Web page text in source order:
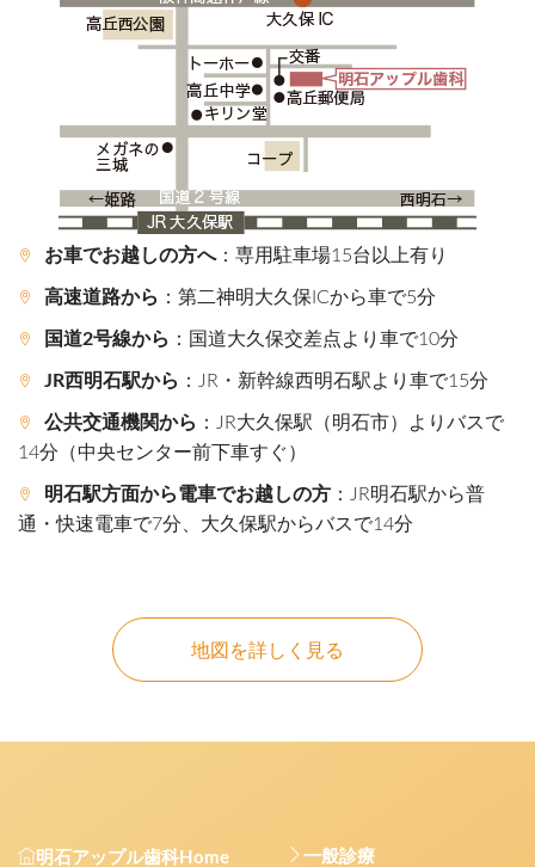
お車でお越しの方へ：専用駐車場15台以上有り
高速道路から ：第二神明大久保ICから車で5分
国道2号線から ：国道大久保交差点より車で10分
JR西明石駅から ：JR・新幹線西明石駅より車で15分
公共交通機関から ：JR大久保駅（明石市）よりバスで
14分（中央センター前下車すぐ）
明石駅方面から電車でお越しの方 ：JR明石駅から普
通・快速電車で7分、大久保駅からバスで14分
地図を詳しく見る
明石アップル歯科Home 一般診療